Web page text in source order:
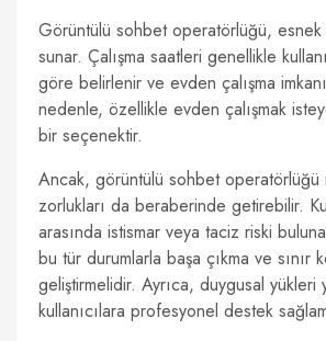
Görüntülü sohbet operatörlüğü, esnek
sunar. Çalışma saatleri genellikle
göre belirlenir ve evden çalışma
nedenle, özellikle evden çalışmak
bir seçenektir.
Ancak, görüntülü sohbet operatörlüğü
zorlukları da beraberinde getirebilir.
arasında istismar veya taciz riski
bu tür durumlarla başa çıkma ve sınır
geliştirmelidir. Ayrıca, duygusal yükleri
kullanıcılara profesyonel destek